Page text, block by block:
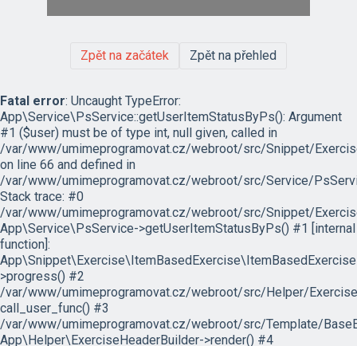
Zpět na začátek Zpět na přehled
Fatal error: Uncaught TypeError:
App\Service\PsService::getUserItemStatusByPs(): Argument
#1 ($user) must be of type int, null given, called in
/var/www/umimeprogramovat.cz/webroot/src/Snippet/
on line 66 and defined in
/var/www/umimeprogramovat.cz/webroot/src/Service/
Stack trace: #0
/var/www/umimeprogramovat.cz/webroot/src/Snippet/
App\Service\PsService->getUserItemStatusByPs() #1 [internal
function]:
>progress() #2
/var/www/umimeprogramovat.cz/webroot/src/Helper/
call_user_func() #3
/var/www/umimeprogramovat.cz/webroot/src/Template/
App\Helper\ExerciseHeaderBuilder->render() #4